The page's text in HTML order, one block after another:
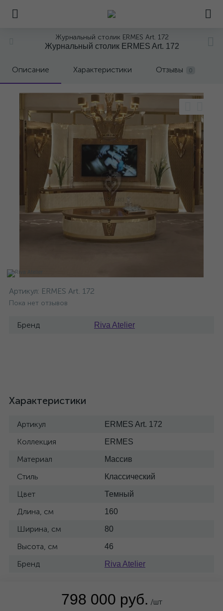
Журнальный столик ERMES Art. 172
Журнальный столик ERMES Art. 172
Описание Характеристики Отзывы 0
Артикул: ERMES Art. 172
Пока нет отзывов
Бренд Riva Atelier
Характеристики
Артикул ERMES Art. 172
Коллекция ERMES
Материал Массив
Стиль Классический
Цвет Темный
Длина, см 160
Ширина, см 80
Высота, см 46
Бренд Riva Atelier
798 000 руб. /шт